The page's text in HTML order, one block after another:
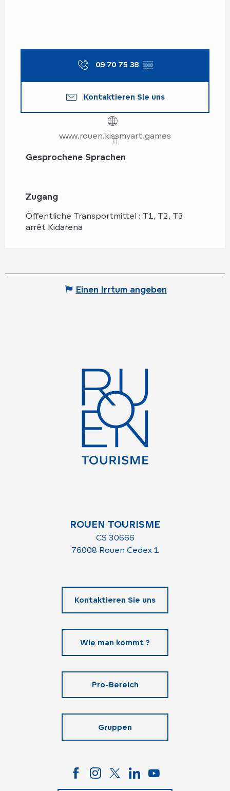
09 70 75 38 ▒▒
Kontaktieren Sie uns
www.rouen.kissmyart.games
Gesprochene Sprachen
Gesprochene Sprachen
Zugang
Zugang
Öffentliche Transportmittel : T1, T2, T3
arrêt Kidarena
Einen Irrtum angeben
ROUEN TOURISME
CS 30666
76008 Rouen Cedex 1
Kontaktieren Sie uns
Wie man kommt ?
Pro-Bereich
Gruppen